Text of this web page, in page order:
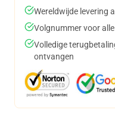
Wereldwijde levering
Volgnummer voor
Volledige
ontvangen